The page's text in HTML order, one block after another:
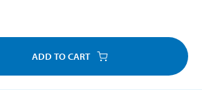
ADD TO CART